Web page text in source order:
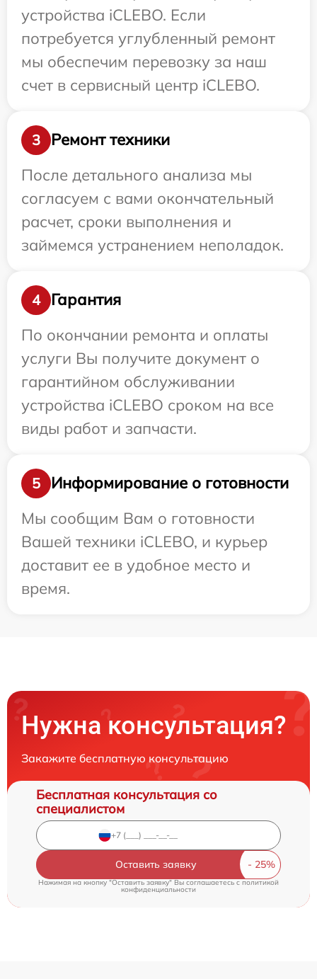
устройства iCLEBO. Если
потребуется углубленный ремонт
мы обеспечим перевозку за наш
счет в сервисный центр iCLEBO.
3
Ремонт техники
После детального анализа мы
согласуем с вами окончательный
расчет, сроки выполнения и
займемся устранением неполадок.
4
Гарантия
По окончании ремонта и оплаты
услуги Вы получите документ о
гарантийном обслуживании
устройства iCLEBO сроком на все
виды работ и запчасти.
5
Информирование о готовности
Мы сообщим Вам о готовности
Вашей техники iCLEBO, и курьер
доставит ее в удобное место и
время.
Нужна консультация?
Закажите бесплатную консультацию
Бесплатная консультация со
специалистом
Оставить заявку
Нажимая на кнопку "Оставить заявку" Вы соглашаетесь cполитикой
конфиденциальности